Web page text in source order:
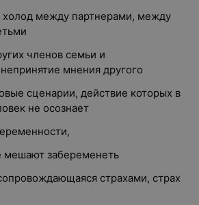
между партнерами, между
членов семьи и
мнения другого
сценарии, действие которых в
не осознает
мешают забеременеть
страхами, страх